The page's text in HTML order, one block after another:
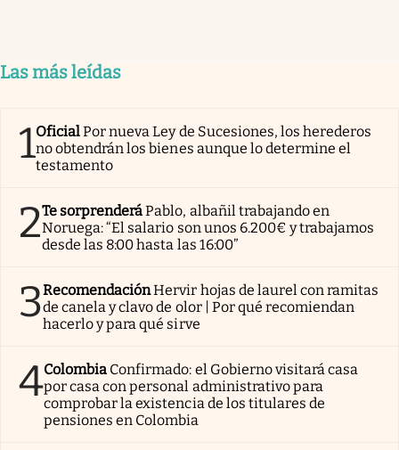
Las más leídas
1OficialPor nueva Ley de Sucesiones, los herederos
no obtendrán los bienes aunque lo determine el
testamento
2Te sorprenderáPablo, albañil trabajando en
Noruega: “El salario son unos 6.200€ y trabajamos
desde las 8:00 hasta las 16:00”
3RecomendaciónHervir hojas de laurel con ramitas
de canela y clavo de olor | Por qué recomiendan
hacerlo y para qué sirve
4Colombia Confirmado: el Gobierno visitará casa
por casa con personal administrativo para
comprobar la existencia de los titulares de
pensiones en Colombia